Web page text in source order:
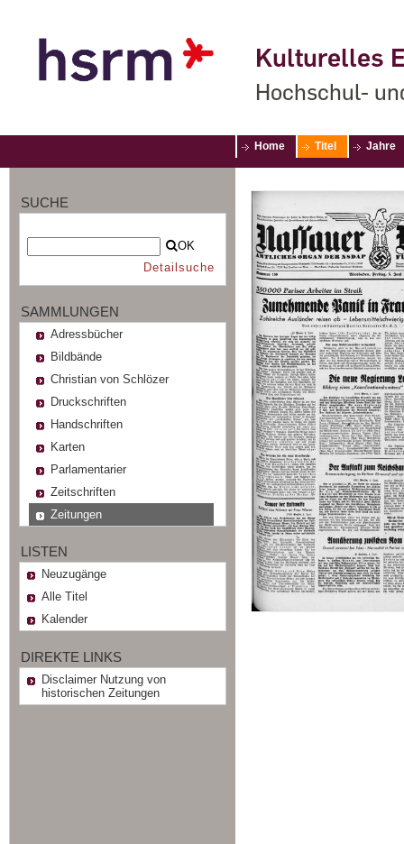
Kulturelles
Hochschul-
Home Titel Jahre
SUCHE
OK
Detailsuche
SAMMLUNGEN
Adressbücher
Bildbände
Christian von Schlözer
Druckschriften
Handschriften
Karten
Parlamentarier
Zeitschriften
Zeitungen
LISTEN
Neuzugänge
Alle Titel
Kalender
DIREKTE LINKS
Disclaimer Nutzung von
historischen Zeitungen